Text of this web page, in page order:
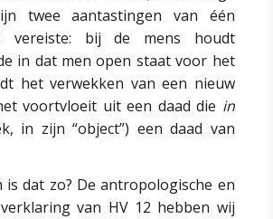
twee aantastingen van één
vereiste: bij de mens houdt
in dat men open staat voor het
het verwekken van een nieuw
voortvloeit uit een daad die in
in zijn “object”) een daad van
is dat zo? De antropologische en
van HV 12 hebben wij